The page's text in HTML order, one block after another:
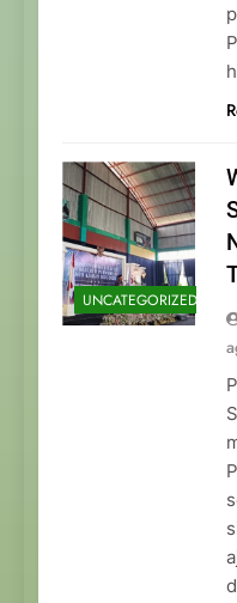
UNCATEGORIZED